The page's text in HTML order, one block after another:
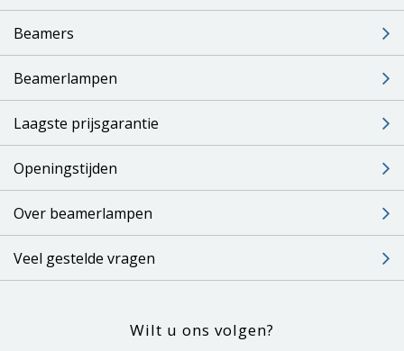
Beamers
Beamerlampen
Laagste prijsgarantie
Openingstijden
Over beamerlampen
Veel gestelde vragen
Wilt u ons volgen?